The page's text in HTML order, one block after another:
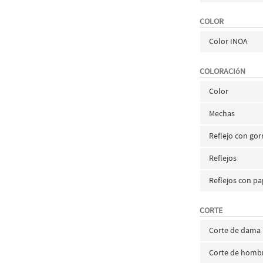
COLOR
Color INOA
COLORACIóN
Color
Mechas
Reflejo con
Reflejos
Reflejos con
CORTE
Corte de dama
Corte de